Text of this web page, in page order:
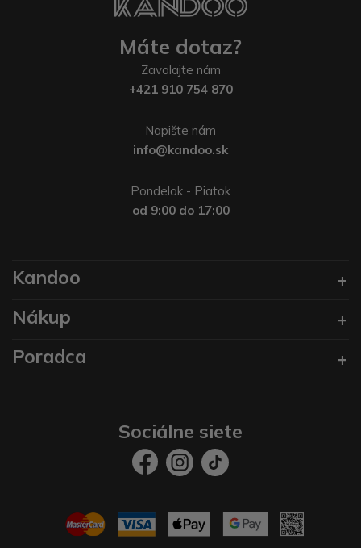
Máte dotaz?
Zavolajte nám
+421 910 754 870
Napište nám
info@kandoo.sk
Pondelok - Piatok
od 9:00 do 17:00
Kandoo
Nákup
Poradca
Sociálne siete